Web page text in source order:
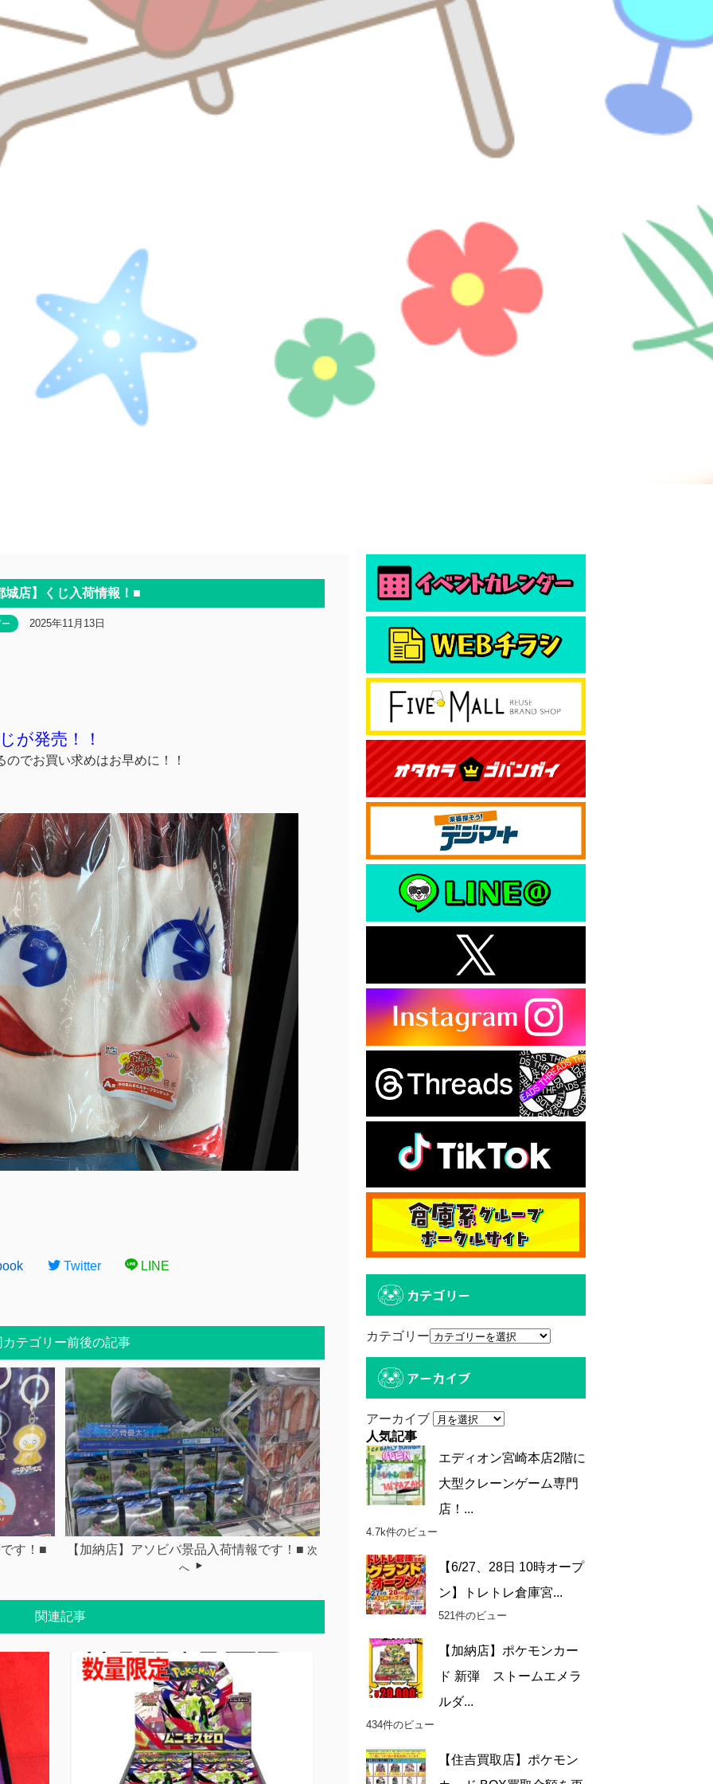
城店】くじ入荷情報！■
2025年11月13日
が発売！！
でお買い求めはお早めに！！
Twitter LINE
カテゴリー前後の記事
す！■ 【加納店】アソビバ景品入荷情報です！■ 次
へ
関連記事
カテゴリー
カテゴリー
アーカイブ
アーカイブ
人気記事
エディオン宮崎本店2階に
大型クレーンゲーム専門
店！...
4.7k件のビュー
【6/27、28日 10時オープ
ン】トレトレ倉庫宮...
521件のビュー
【加納店】ポケモンカー
ド 新弾 ストームエメラ
ルダ...
434件のビュー
【住吉買取店】ポケモン